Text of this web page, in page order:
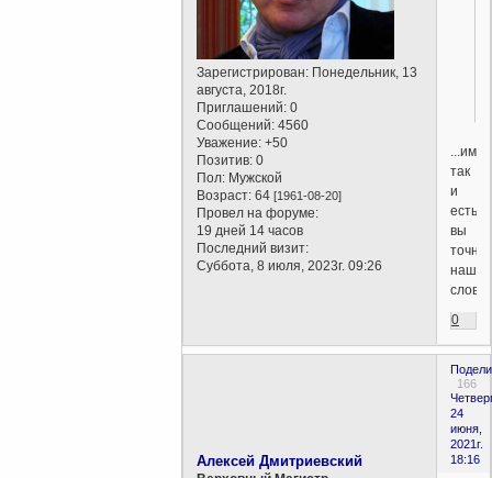
Зарегистрирован: Понедельник, 13
августа, 2018г.
Приглашений: 0
Сообщений: 4560
Уважение: +50
Позитив: 0
Пол: Мужской
Возраст: 64[1961-08-20]
Провел на форуме:
19 дней 14 часов
Последний визит:
Суббота, 8 июля, 2023г. 09:26
так
и
есть,
вы
точно
нашли
0
166
24
июня,
2021г.
18:16
Алексей Дмитриевский